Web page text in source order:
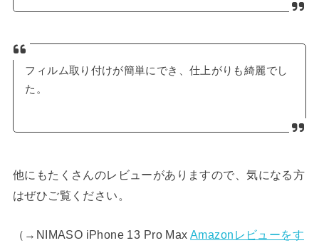
フィルム取り付けが簡単にでき、仕上がりも綺麗でし
た。
他にもたくさんのレビューがありますので、気になる方
はぜひご覧ください。
（→NIMASO iPhone 13 Pro MaxAmazonレビューをす